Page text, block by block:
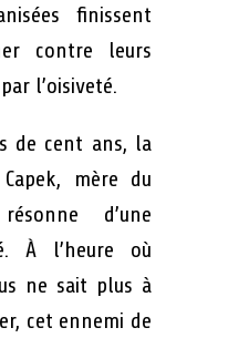
finissent
contre leurs
l’oisiveté.
de cent ans, la
mère du
d’une
À l’heure où
ne sait plus à
cet ennemi de